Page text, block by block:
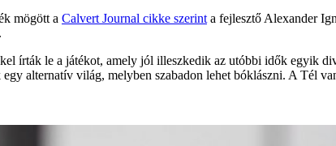
mögött a Calvert Journal cikke szerint a fejlesztő Alexander
írták le a játékot, amely jól illeszkedik az utóbbi idők egyik
alternatív világ, melyben szabadon lehet bóklászni. A Tél